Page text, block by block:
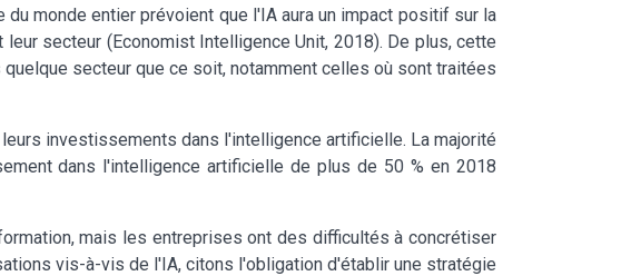
monde entier prévoient que l'IA aura un impact positif sur la
secteur (Economist Intelligence Unit, 2018). De plus, cette
secteur que ce soit, notamment celles où sont traitées
investissements dans l'intelligence artificielle. La majorité
dans l'intelligence artificielle de plus de 50 % en 2018
mais les entreprises ont des difficultés à concrétiser
vis-à-vis de l'IA, citons l'obligation d'établir une stratégie